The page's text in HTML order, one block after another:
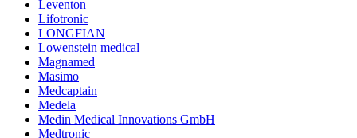
Leventon
Lifotronic
LONGFIAN
Lowenstein medical
Magnamed
Masimo
Medcaptain
Medela
Medin Medical Innovations GmbH
Medtronic